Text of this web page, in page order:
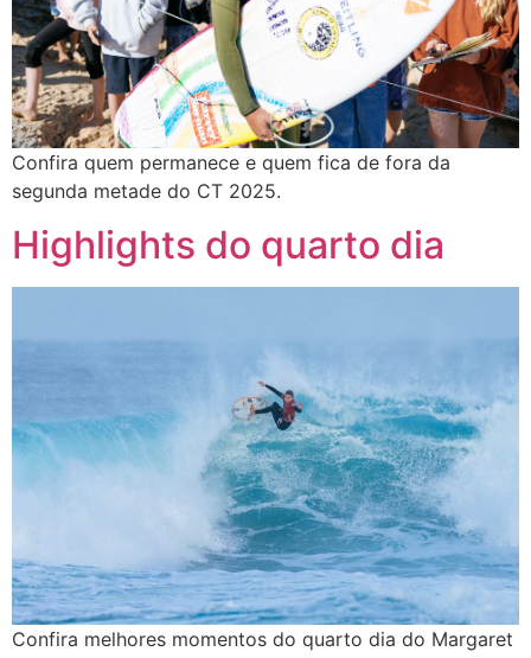
Confira quem permanece e quem fica de fora da
segunda metade do CT 2025.
Highlights do quarto dia
Confira melhores momentos do quarto dia do Margaret